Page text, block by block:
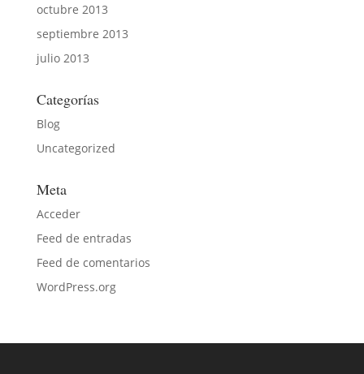
octubre 2013
septiembre 2013
julio 2013
Categorías
Blog
Uncategorized
Meta
Acceder
Feed de entradas
Feed de comentarios
WordPress.org